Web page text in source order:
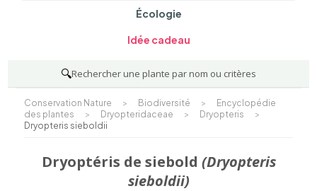
Écologie
Idée cadeau
🔍Rechercher une plante par nom ou critères
Conservation Nature > Biodiversité >
Encyclopédie
des plantes
> Dryopteridaceae > Dryopteris
>
Dryopteris sieboldii
Dryoptéris de siebold (Dryopteris
sieboldii)